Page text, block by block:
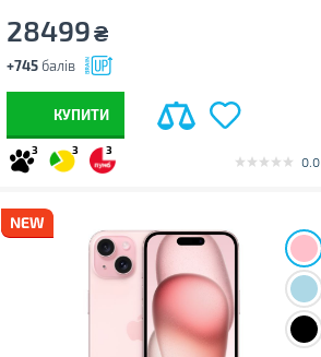
28499₴
+745 балів
КУПИТИ
3 3 3
0.0